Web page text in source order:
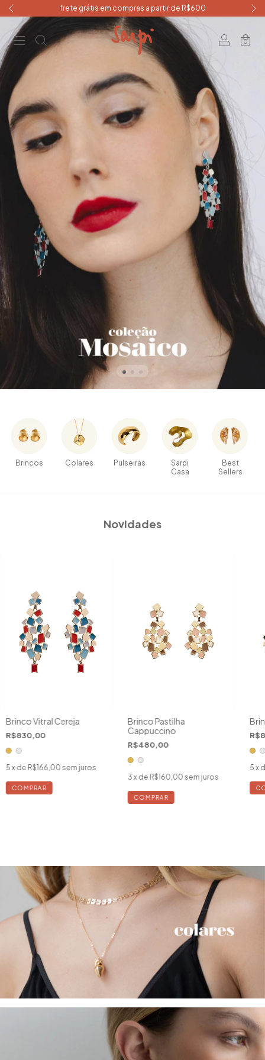
frete grátis em compras a partir de R$600
0
Brincos Colares Pulseiras
Sarpi
Casa
Best
Sellers
Novidades
Brinco Vitral Cereja
R$830,00
5x de R$166,00 sem juros
COMPRAR
Brinco Pastilha
Cappuccino
R$480,00
3x de R$160,00 sem juros
COMPRAR
5 x